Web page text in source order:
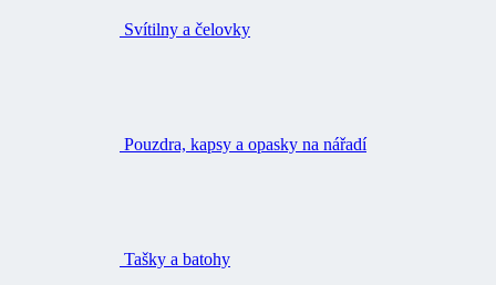
Svítilny a čelovky
Pouzdra, kapsy a opasky na nářadí
Tašky a batohy